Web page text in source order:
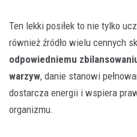
Ten lekki posiłek to nie tylko
również źródło wielu cennych
odpowiedniemu
warzyw, danie stanowi
dostarcza energii i wspiera
organizmu.